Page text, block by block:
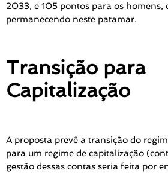
2033, e 105 pontos para os homens,
permanecendo neste patamar.
Transição para
Capitalização
A proposta prevê a transição do
para um regime de capitalização
gestão dessas contas seria feita por